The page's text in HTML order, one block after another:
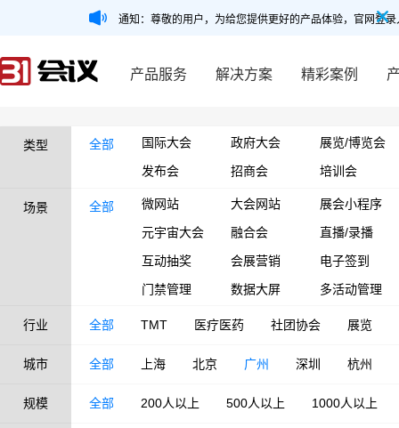
通知：尊敬的用户，为给您提供更好的产品体验，官网登
产品服务 解决方案 精彩案例
类型 全部 国际大会 政府大会
展览/博览会
发布会
招商会 培训会
场景 全部 微网站 大会网站
展会小程序
元宇宙大会
融合会
直播/录播
互动抽奖
会展营销
电子签到
门禁管理
数据大屏 多活动管理
行业 全部 TMT 医疗医药 社团协会 展览
城市 全部 上海 北京 广州 深圳 杭州
规模 全部 200人以上 500人以上 1000人以上